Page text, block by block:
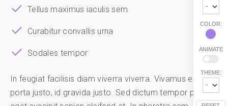
Tellus maximus iaculis sem
Curabitur convallis urna
Sodales tempor
In feugiat facilisis diam viverra viverra. Vivamus eu
porta justo, id gravida justo. Sed dictum tempor purus,
COLOR:
ANIMATE
THEME: